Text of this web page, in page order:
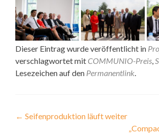
Dieser Eintrag wurde veröffentlicht in
verschlagwortet mit COMMUNIO-Preis,
Lesezeichen auf den Permanentlink.
Beitragsnavigation
← Seifenproduktion läuft weiter